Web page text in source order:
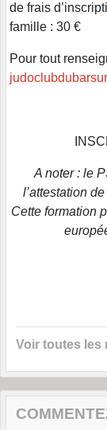
de frais
famille : 30 €
Pour tout
A noter : le
l’attestation
Cette formation
Voir toutes les